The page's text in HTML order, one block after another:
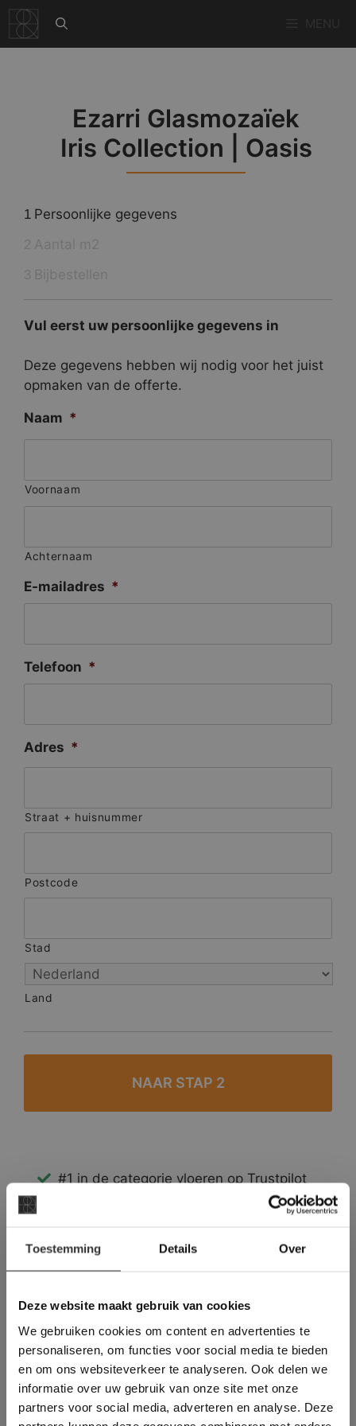
Toestemming Details Over
Deze website maakt gebruik van cookies
We gebruiken cookies om content en advertenties te
personaliseren, om functies voor social media te bieden
en om ons websiteverkeer te analyseren. Ook delen we
informatie over uw gebruik van onze site met onze
partners voor social media, adverteren en analyse. Deze
naar
de
Ezarri Glasmozaïek
Iris Collection | Oasis
1 Persoonlijke gegevens
Vul eerst uw persoonlijke gegevens in
Deze gegevens hebben wij nodig voor het juist
opmaken van de offerte.
Naam *
Voornaam
Achternaam
E-mailadres *
Telefoon *
Adres *
Straat + huisnummer
Postcode
Stad
Land
#1 in de categorie vloeren op Trustpilot
Binnen 24 uur een passende offerte
Meer dan 500 m2 showroom
Deze website maakt
gebruik van cookies.
This Cookie Banner was deleted and is no
longer working. Please contact the website
administrator.
Deze website gebruikt cookies om de
gebruikerservaring te verbeteren. Door
gebruik te maken van onze website geeft u
toestemming voor alle cookies in
overeenstemming met ons cookiebeleid.Lees
verder